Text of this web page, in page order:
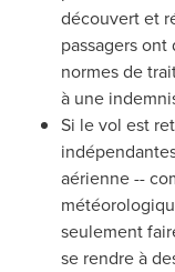
découvert et
passagers
normes de
à une
Si le vol est
aérienne --
seulement
se rendre à